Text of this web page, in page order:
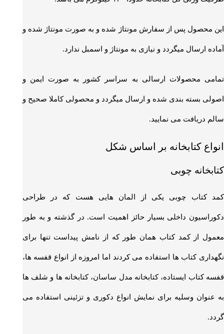
این محصول پس از سفارش مونتاژ شده و به صورت مونتاژ شده و
آماده ارسال میگردد و نیازی به مونتاژ و اسمبل ندارد.
تمامی محصولات ارسالی به سراسر کشور به صورت ایمن و
اصولی بسته بندی شده و ارسال میگردد و محصولی کاملا صحیح و
سالم دریافت می نمایید.
انواع کتابخانه بر اساس شکل
کتابخانه چوبی
کمد کتاب چوبی یکی از المان هایی هست که در طراحی
دکوراسیون داخلی بسیار حائز اهمیت است. در گذشته و به طور
معمول از کمد کتاب همان طور که از نامش پیداست تنها برای
نگهداری کتاب ها استفاده می کردند اما امروزه از انواع قفسه ها،
قفسه کتاب ایستاده، کتابخانه مدل ساسان، کتابخانه ها و شلف ها
به عنوان وسلیه برای نمایش انواع دکوری و تزئینی استفاده می
گردد.